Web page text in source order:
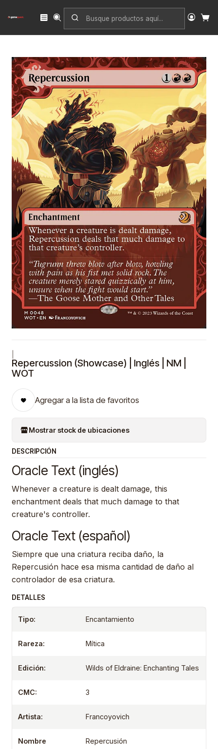
Inicio Singles
Wilds of Eldraine: Enchanting Tales
Repercussion (Showcase) | Inglés | NM | WOT
Repercussion (Showcase) | Inglés | NM |
WOT
Agregar a la lista de favoritos
Mostrar stock de ubicaciones
DESCRIPCIÓN
Oracle Text (inglés)
Whenever a creature is dealt damage, this
enchantment deals that much damage to that
creature's controller.
Oracle Text (español)
Siempre que una criatura reciba daño, la
Repercusión hace esa misma cantidad de daño al
controlador de esa criatura.
DETALLES
Tipo: Encantamiento
Rareza: Mítica
Edición: Wilds of Eldraine: Enchanting Tales
CMC: 3
Artista: Francoyovich
Nombre
Repercusión